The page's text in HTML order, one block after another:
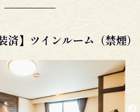
済】ツインルーム（禁煙）